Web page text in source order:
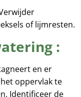
of lijmresten.
:
en er
oppervlak te
Identificeer de